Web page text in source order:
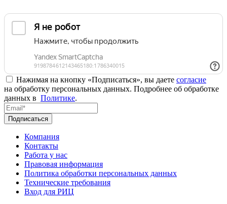
Нажимая на кнопку «Подписаться», вы даете согласие
на обработку персональных данных. Подробнее об обработке
данных в Политике.
Подписаться
Компания
Контакты
Работа у нас
Правовая информация
Политика обработки персональных данных
Технические требования
Вход для РИЦ